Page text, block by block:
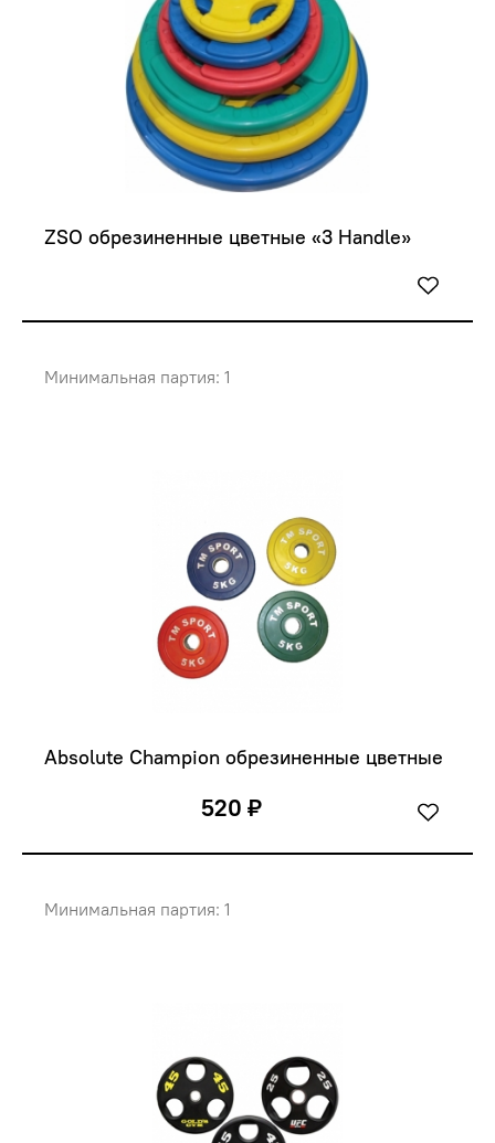
ZSO обрезиненные цветные «3 Handle»
Минимальная партия: 1
Absolute Champion обрезиненные цветные
520 ₽
Минимальная партия: 1